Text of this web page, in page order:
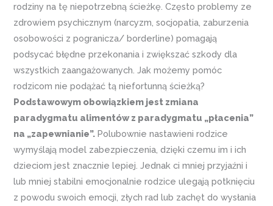
rodziny na tę niepotrzebną ścieżkę. Często problemy ze
zdrowiem psychicznym (narcyzm, socjopatia, zaburzenia
osobowości z pogranicza/ borderline) pomagają
podsycać błędne przekonania i zwiększać szkody dla
wszystkich zaangażowanych. Jak możemy pomóc
rodzicom nie podążać tą niefortunną ścieżką?
Podstawowym obowiązkiem jest zmiana
paradygmatu alimentów z paradygmatu „płacenia”
na „zapewnianie”. Polubownie nastawieni rodzice
wymyślają model zabezpieczenia, dzięki czemu im i ich
dzieciom jest znacznie lepiej. Jednak ci mniej przyjaźni i
lub mniej stabilni emocjonalnie rodzice ulegają potknięciu
z powodu swoich emocji, złych rad lub zachęt do wysłania